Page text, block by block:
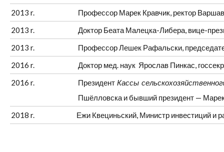
2013 r.
Профессор Марек Кравчик, ректор
2013 r.
Доктор Беата Малецка-Либера, вице-
2013 r.
ПрофессорЛешек Рафальски,
2016 r.
Доктор мед. наук Ярослав Пинкас,
2016 r.
ПрезидентКассы
Пшёлловска и бывший президент —
2018 r.
Ежи Квециньский, Министр инвестиций и